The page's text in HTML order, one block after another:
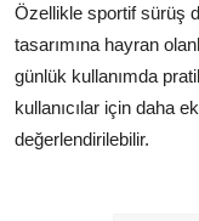
Özellikle sportif sürüş
tasarımına hayran
günlük kullanımda
kullanıcılar için daha
değerlendirilebilir.